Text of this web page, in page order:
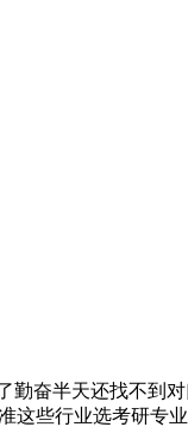
奋半天还找不到
些行业选考研专